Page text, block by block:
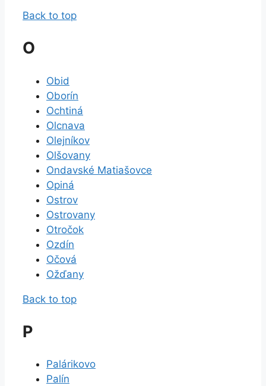
Back to top
O
Obid
Oborín
Ochtiná
Olcnava
Olejníkov
Olšovany
Ondavské Matiašovce
Opiná
Ostrov
Ostrovany
Otročok
Ozdín
Očová
Ožďany
Back to top
P
Palárikovo
Palín